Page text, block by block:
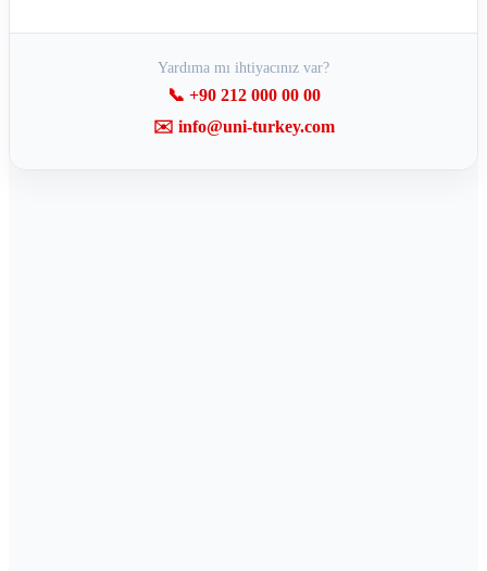
Yardıma mı ihtiyacınız var?
📞 +90 212 000 00 00
✉️ info@uni-turkey.com